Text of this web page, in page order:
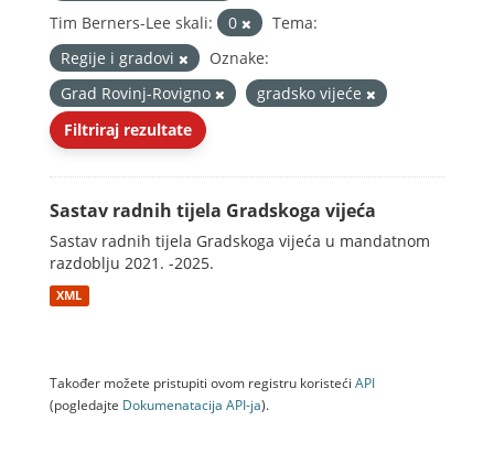
Tim Berners-Lee skali:
0
Tema:
Regije i gradovi
Oznake:
Grad Rovinj-Rovigno
gradsko vijeće
Filtriraj rezultate
Sastav radnih tijela Gradskoga vijeća
Sastav radnih tijela Gradskoga vijeća u mandatnom
razdoblju 2021. -2025.
XML
Također možete pristupiti ovom registru koristeći API
(pogledajte Dokumenаtаcijа API-jа).